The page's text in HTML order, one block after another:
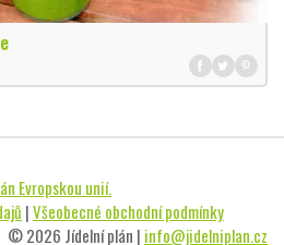
Evropskou unií.
|Všeobecné obchodní podmínky
© 2026 Jídelní plán | info@jidelniplan.cz